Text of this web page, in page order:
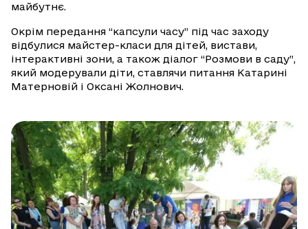
майбутнє.
Окрім передання “капсули часу” під час заходу
відбулися майстер-класи для дітей, вистави,
інтерактивні зони, а також діалог “Розмови в саду”,
який модерували діти, ставлячи питання Катарині
Матерновій і Оксані Жолнович.